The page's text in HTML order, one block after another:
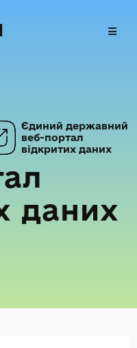
Єдиний державний
веб-портал
відкритих даних
даних